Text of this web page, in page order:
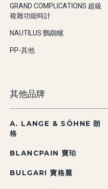
GRAND COMPLICATIONS 超級
複雜功能時計
NAUTILUS 鸚鵡螺
PP-其他
其他品牌
A. LANGE & SÖHNE 朗
格
BLANCPAIN 寶珀
BULGARI 寶格麗